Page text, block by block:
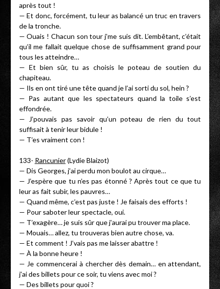
après tout !
— Et donc, forcément, tu leur as balancé un truc en travers
de la tronche.
— Ouais ! Chacun son tour j’me suis dit. L’embêtant, c’était
qu’il me fallait quelque chose de suffisamment grand pour
tous les atteindre…
— Et bien sûr, tu as choisis le poteau de soutien du
chapiteau.
— Ils en ont tiré une tête quand je l’ai sorti du sol, hein ?
— Pas autant que les spectateurs quand la toile s’est
effondrée.
— J’pouvais pas savoir qu’un poteau de rien du tout
suffisait à tenir leur bidule !
— T’es vraiment con !
133- Rancunier(Lydie Blaizot)
— Dis Georges, j’ai perdu mon boulot au cirque…
— J’espère que tu n’es pas étonné ? Après tout ce que tu
leur as fait subir, les pauvres…
— Quand même, c’est pas juste ! Je faisais des efforts !
— Pour saboter leur spectacle, oui.
— T’exagère… je suis sûr que j’aurai pu trouver ma place.
— Mouais… allez, tu trouveras bien autre chose, va.
— Et comment ! J’vais pas me laisser abattre !
— À la bonne heure !
— Je commencerai à chercher dès demain… en attendant,
j’ai des billets pour ce soir, tu viens avec moi ?
— Des billets pour quoi ?